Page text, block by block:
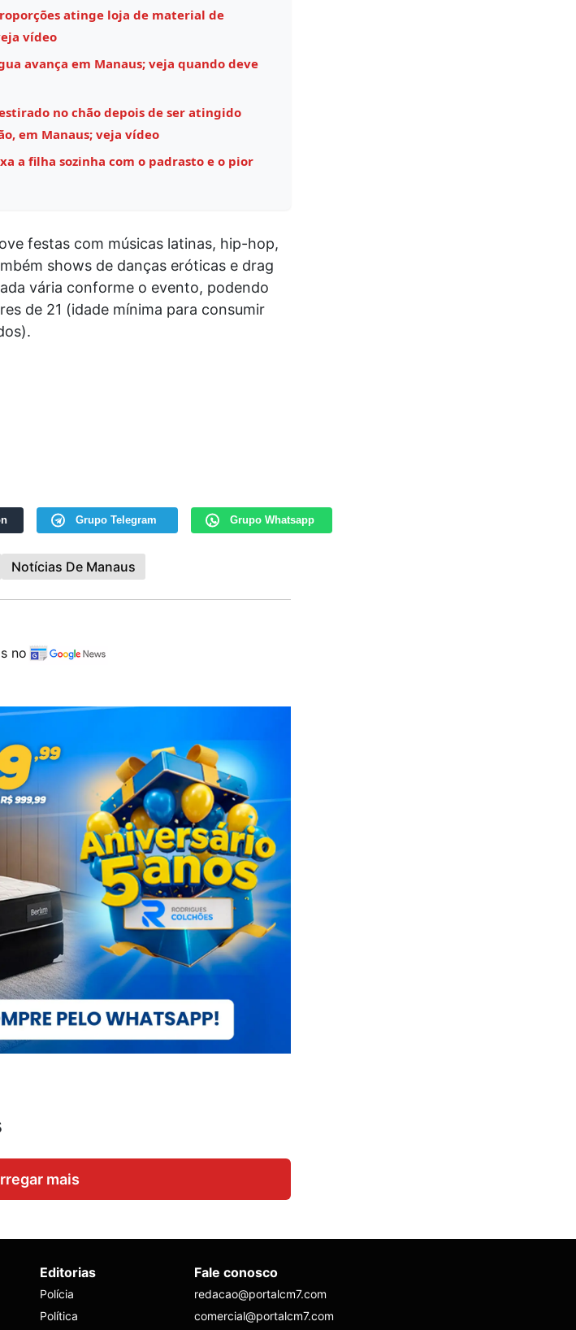
atinge loja de material de
vídeo
avança em Manaus; veja quando deve
no chão depois de ser atingido
em Manaus; veja vídeo
a filha sozinha com o padrasto e o pior
festas com músicas latinas, hip-hop,
shows de danças eróticas e drag
vária conforme o evento, podendo
de 21 (idade mínima para consumir
Grupo Telegram Grupo Whatsapp
Notícias De Manaus
no
mais
Editorias
Polícia
Política
Fale conosco
redacao@portalcm7.com
comercial@portalcm7.com